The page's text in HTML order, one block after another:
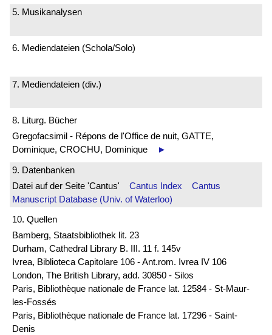
5. Musikanalysen
6. Mediendateien (Schola/Solo)
7. Mediendateien (div.)
8. Liturg. Bücher
Gregofacsimil - Répons de l'Office de nuit, GATTE,
Dominique, CROCHU, Dominique
►
9. Datenbanken
Datei auf der Seite 'Cantus' Cantus Index
Cantus
Manuscript Database (Univ. of Waterloo)
10. Quellen
Bamberg, Staatsbibliothek lit. 23
Durham, Cathedral Library B. III. 11 f. 145v
Ivrea, Biblioteca Capitolare 106 - Ant.rom. Ivrea IV 106
London, The British Library, add. 30850 - Silos
Paris, Bibliothèque nationale de France lat. 12584 - St-Maur-
les-Fossés
Paris, Bibliothèque nationale de France lat. 17296 - Saint-
Denis